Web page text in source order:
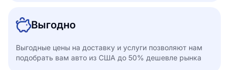
Выгодно
Выгодные цены на доставку и услуги позволяют нам
подобрать вам авто из США до 50% дешевле рынка